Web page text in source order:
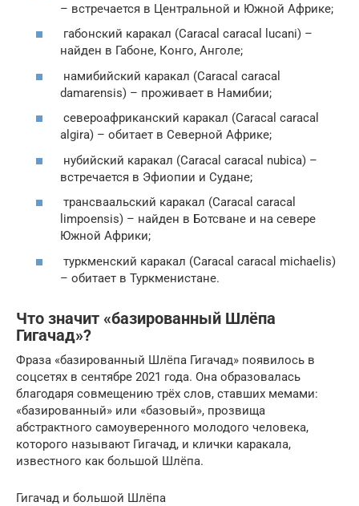
– встречается в Центральной и Южной Африке;
габонский каракал (Caracal caracal lucani) –
найден в Габоне, Конго, Анголе;
намибийский каракал (Caracal caracal
damarensis) – проживает в Намибии;
североафриканский каракал (Caracal caracal
algira) – обитает в Северной Африке;
нубийский каракал (Caracal caracal nubica) –
встречается в Эфиопии и Судане;
трансваальский каракал (Caracal caracal
limpoensis) – найден в Ботсване и на севере
Южной Африки;
туркменский каракал (Caracal caracal michaelis)
– обитает в Туркменистане.
Что значит «базированный Шлёпа
Гигачад»?
Фраза «базированный Шлёпа Гигачад» появилось в
соцсетях в сентябре 2021 года. Она образовалась
благодаря совмещению трёх слов, ставших мемами:
«базированный» или «базовый», прозвища
абстрактного самоуверенного молодого человека,
которого называют Гигачад, и клички каракала,
известного как большой Шлёпа.
Гигачад и большой Шлёпа